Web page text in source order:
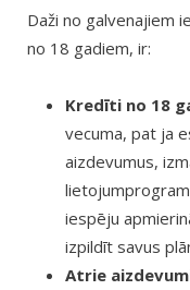
Daži no galvenajiem
no 18 gadiem, ir:
Kredīti no 18
vecuma, pat ja
aizdevumus,
iespēju
izpildīt savus
Atrie